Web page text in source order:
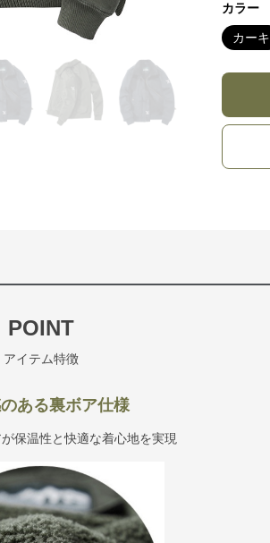
カラー
カーキ
POINT
アイテム特徴
ある裏ボア仕様
保温性と快適な着心地を実現